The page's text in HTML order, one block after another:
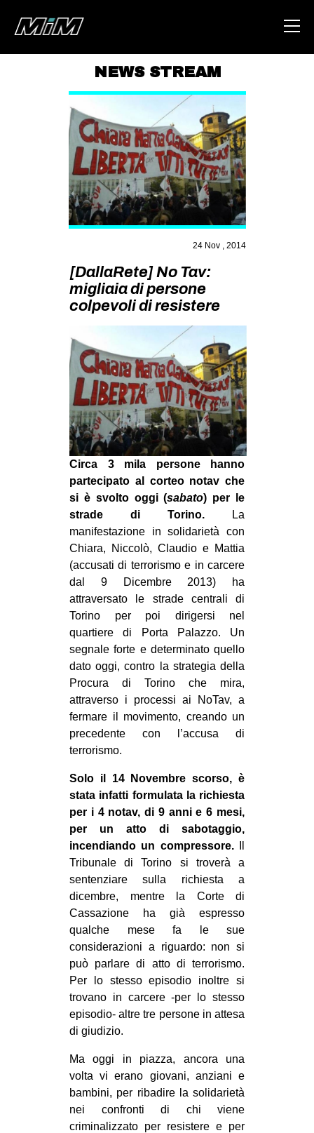
ABOUT
AREA
DEGENERAZIONE
GAZA FREESTYLE
CSOA LAMBRETTA
STUDENTI TSUNAMI
ZAM
MOBILITAZIONI
SPAZI
SPORT POPOLARE
MOVIMENTI
AMBIENTE
ANTIFASCISMO
DIRITTO ALL’ABITARE
GENERI
MIGRAZIONI
PRECARIATO
STUDENTI
CULTURE
ARTE
CINEMA
MANIFESTI
MUSICA
INTERNAZIONALE
AFRICA
ESTREMO ORIENTE
EUROPA
MEDIO ORIENTE
MONDO
EVENTI
in
tw
bsky
NEWS STREAM
24 Nov , 2014
[DallaRete] No Tav:
migliaia di persone
colpevoli di resistere
Circa 3 mila persone hanno
partecipato al corteo notav che
si è svolto oggi (sabato) per le
strade di Torino. La
manifestazione in solidarietà con
Chiara, Niccolò, Claudio e Mattia
(accusati di terrorismo e in carcere
dal 9 Dicembre 2013) ha
attraversato le strade centrali di
Torino per poi dirigersi nel
quartiere di Porta Palazzo. Un
segnale forte e determinato quello
dato oggi, contro la strategia della
Procura di Torino che mira,
attraverso i processi ai NoTav, a
fermare il movimento, creando un
precedente con l’accusa di
terrorismo.
Solo il 14 Novembre scorso, è
stata infatti formulata la richiesta
per i 4 notav, di 9 anni e 6 mesi,
per un atto di sabotaggio,
incendiando un compressore.Il
Tribunale di Torino si troverà a
sentenziare sulla richiesta a
dicembre, mentre la Corte di
Cassazione ha già espresso
qualche mese fa le sue
considerazioni a riguardo: non si
può parlare di atto di terrorismo.
Per lo stesso episodio inoltre si
trovano in carcere -per lo stesso
episodio- altre tre persone in attesa
di giudizio.
Ma oggi in piazza, ancora una
volta vi erano giovani, anziani e
bambini, per ribadire la solidarietà
nei confronti di chi viene
criminalizzato per resistere e per